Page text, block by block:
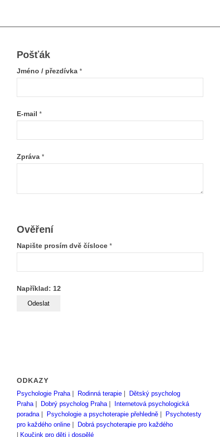
Pošťák
Jméno / přezdívka *
E-mail *
Zpráva *
Ověření
Napište prosím dvě čísloce *
Například: 12
ODKAZY
Psychologie Praha| Rodinná terapie|
Dětský psycholog
Praha| Dobrý psycholog Praha|
Internetová psychologická
poradna| Psychologie a psychoterapie přehledně|
Psychotesty
pro každého online|
Dobrá psychoterapie pro každého
Koučink pro děti i dospělé